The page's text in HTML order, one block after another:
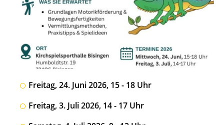
Freitag, 24. Juni 2026, 15 - 18 Uhr
Freitag, 3. Juli 2026, 14 - 17 Uhr